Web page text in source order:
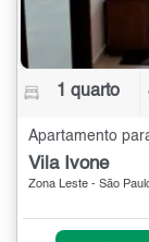
1 quarto
Apartamento
Vila Ivone
Zona Leste - São